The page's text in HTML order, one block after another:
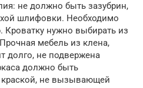
не должно быть зазубрин,
шлифовки. Необходимо
Кроватку нужно выбирать из
мебель из клена,
долго, не подвержена
должно быть
не вызывающей